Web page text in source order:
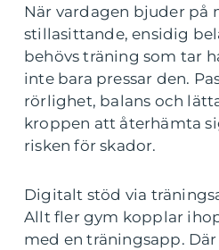
När vardagen bjuder på
stillasittande, ensidig
behövs träning som tar
inte bara pressar den.
rörlighet, balans och
kroppen att återhämta
risken för skador.
Digitalt stöd via
Allt fler gym kopplar
med en träningsapp.